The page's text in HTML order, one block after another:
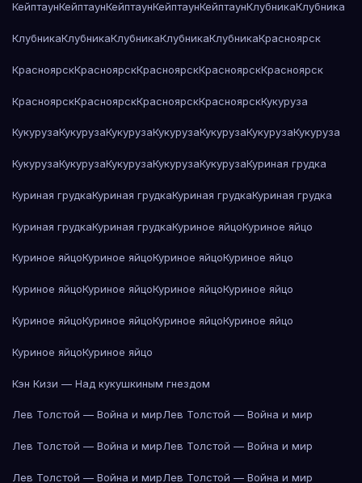
КейптаунКейптаунКейптаунКейптаунКейптаунКлубникаКлубника
КлубникаКлубникаКлубникаКлубникаКлубникаКрасноярск
КрасноярскКрасноярскКрасноярскКрасноярскКрасноярск
КрасноярскКрасноярскКрасноярскКрасноярскКукуруза
КукурузаКукурузаКукурузаКукурузаКукурузаКукурузаКукуруза
КукурузаКукурузаКукурузаКукурузаКукурузаКуриная грудка
Куриная грудкаКуриная грудкаКуриная грудкаКуриная грудка
Куриная грудкаКуриная грудкаКуриное яйцоКуриное яйцо
Куриное яйцоКуриное яйцоКуриное яйцоКуриное яйцо
Куриное яйцоКуриное яйцоКуриное яйцоКуриное яйцо
Куриное яйцоКуриное яйцоКуриное яйцоКуриное яйцо
Куриное яйцоКуриное яйцо
Кэн Кизи — Над кукушкиным гнездом
Лев Толстой — Война и мирЛев Толстой — Война и мир
Лев Толстой — Война и мирЛев Толстой — Война и мир
Лев Толстой — Война и мирЛев Толстой — Война и мир